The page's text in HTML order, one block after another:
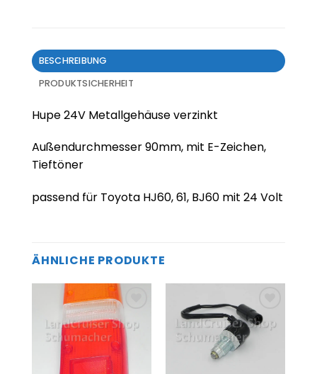
BESCHREIBUNG
PRODUKTSICHERHEIT
Hupe 24V Metallgehäuse verzinkt
Außendurchmesser 90mm, mit E-Zeichen,
Tieftöner
passend für Toyota HJ60, 61, BJ60 mit 24 Volt
ÄHNLICHE PRODUKTE
Zum
Merkzettel
hinzufügen
Zum
Merkzettel
hinzufügen